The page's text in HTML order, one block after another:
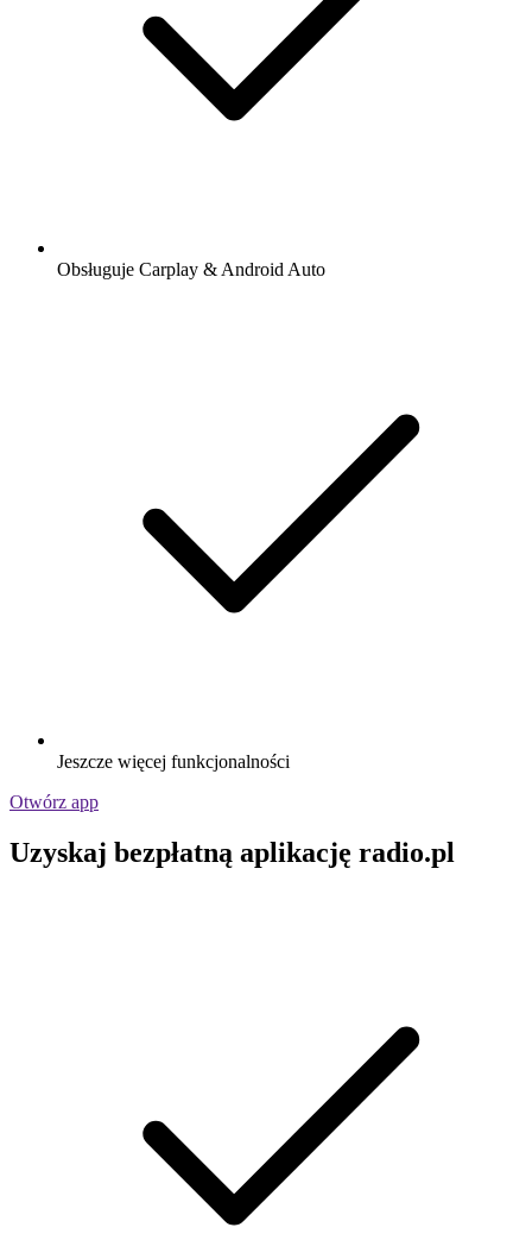
Obsługuje Carplay & Android Auto
Jeszcze więcej funkcjonalności
Otwórz app
Uzyskaj bezpłatną aplikację radio.pl